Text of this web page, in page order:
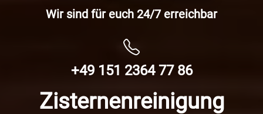
Wir sind für euch 24/7 erreichbar
+49 151 2364 77 86
Zisternenreinigung